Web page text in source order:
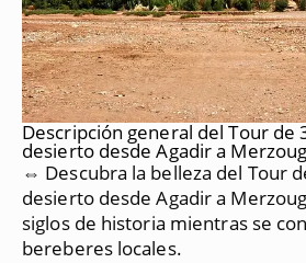
Descripción general del Tour de
desierto desde Agadir a
⇔ Descubra la belleza del Tour
desierto desde Agadir a
siglos de historia mientras se
bereberes locales.